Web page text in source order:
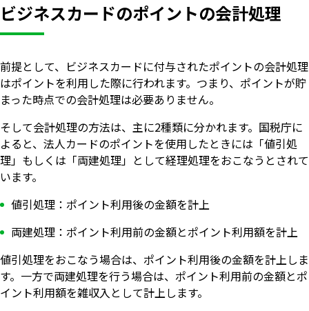
ビジネスカードのポイントの会計処理
前提として、ビジネスカードに付与されたポイントの会計処理
はポイントを利用した際に行われます。つまり、ポイントが貯
まった時点での会計処理は必要ありません。
そして会計処理の方法は、主に2種類に分かれます。国税庁に
よると、法人カードのポイントを使用したときには「値引処
理」もしくは「両建処理」として経理処理をおこなうとされて
います。
値引処理：ポイント利用後の金額を計上
両建処理：ポイント利用前の金額とポイント利用額を計上
値引処理をおこなう場合は、ポイント利用後の金額を計上しま
す。一方で両建処理を行う場合は、ポイント利用前の金額とポ
イント利用額を雑収入として計上します。